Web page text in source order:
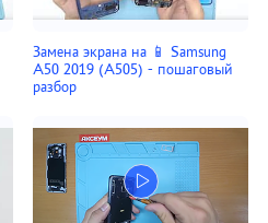
Замена экрана на 📱 Samsung
A50 2019 (A505) - пошаговый
разбор